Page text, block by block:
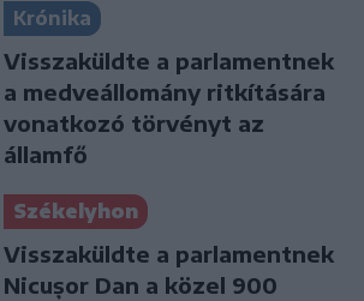
Krónika
Visszaküldte a parlamentnek
a medveállomány ritkítására
vonatkozó törvényt az
államfő
Székelyhon
Visszaküldte a parlamentnek
Nicușor Dan a közel 900